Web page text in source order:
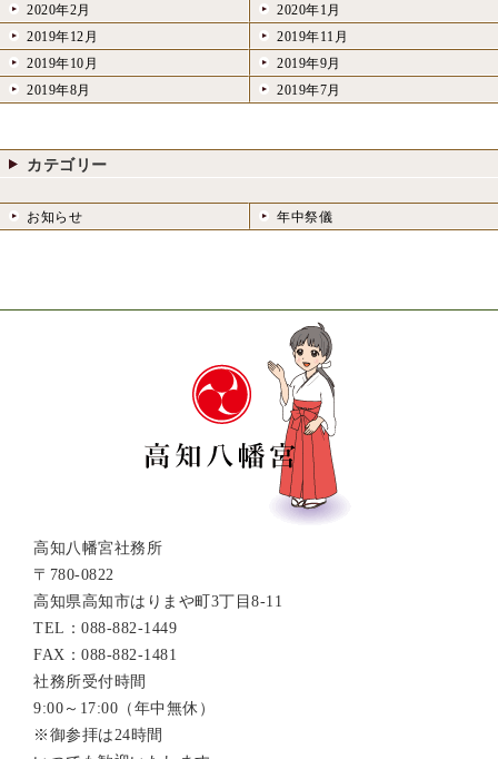
2020年2月
2020年1月
2019年12月
2019年11月
2019年10月
2019年9月
2019年8月
2019年7月
カテゴリー
お知らせ 年中祭儀
高知八幡宮社務所
〒780-0822
高知県高知市はりまや町3丁目8-11
TEL：088-882-1449
FAX：088-882-1481
社務所受付時間
9:00～17:00（年中無休）
※御参拝は24時間